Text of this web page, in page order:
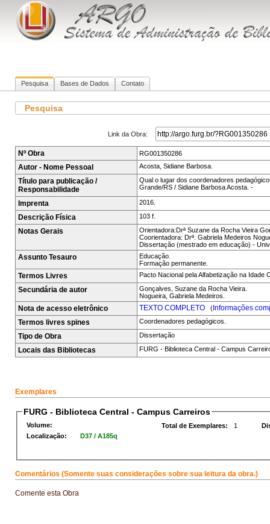
Pesquisa Bases de Dados Contato
Pesquisa
Link da Obra:
Nº Obra RG001350286
Autor - Nome Pessoal Acosta, Sidiane Barbosa.
Título para publicação /
Responsabilidade
Qual o lugar dos coordenadores
Grande/RS / Sidiane Barbosa Acosta. -
Imprenta 2016.
Descrição Física 103 f.
Notas Gerais
Orientadora:Drª Suzane da Rocha Vieira
Coorientadora: Drª. Gabriela Medeiros
Dissertação (mestrado em educação) -
Assunto Tesauro
Educação.
Formação permanente.
Termos Livres Pacto Nacional pela Alfabetização na Idade
Secundária de autor
Gonçalves, Suzane da Rocha Vieira.
Nogueira, Gabriela Medeiros.
Nota de acesso eletrônico TEXTO COMPLETO ( Informações
Termos livres spines
Coordenadores pedagógicos.
Tipo de Obra Dissertação
Locais das Bibliotecas FURG - Biblioteca Central - Campus
Exemplares
FURG - Biblioteca Central - Campus Carreiros
Volume: Total de Exemplares: 1
Localização:
D37 / A185q
Comentários (Somente suas considerações sobre sua leitura da obra.)
Comente esta Obra